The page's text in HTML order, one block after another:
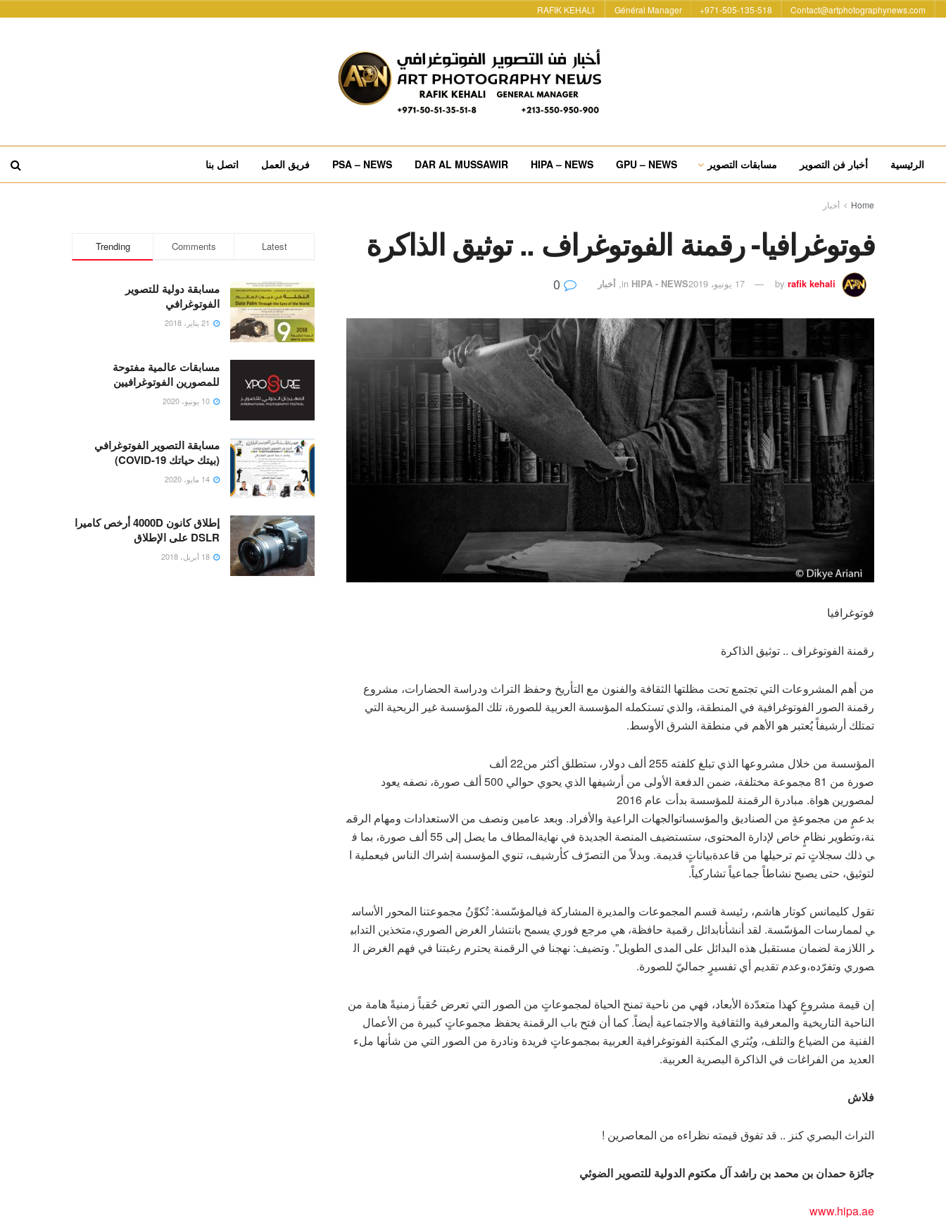
Contact@artphotographynews.com
971-505-135-518+
Général Manager
RAFIK KEHALI
الرئيسية أخبار فن التصوير مسابقات التصوير GPU – NEWS
HIPA – NEWS
DAR AL MUSSAWIR
PSA – NEWS فريق العمل اتصل بنا
Home أخبار
فوتوغرافيا- رقمنة الفوتوغراف .. توثيق الذاكرة
by rafik kehali 17 يونيو، 2019 in HIPA - NEWS
, أخبار
فوتوغرافيا
رقمنة الفوتوغراف .. توثيق الذاكرة
من أهم المشروعات التي تجتمع تحت مظلتها الثقافة والفنون مع التأريخ وحفظ التراث ودراسة الحضارات، مشروع
رقمنة الصور الفوتوغرافية في المنطقة، والذي تستكمله المؤسسة العربية للصورة، تلك المؤسسة غير الربحية التي
تمتلك أرشيفاً يُعتبر هو الأهم في منطقة الشرق الأوسط.
المؤسسة من خلال مشروعها الذي تبلغ كلفته 255 ألف دولار، ستطلق أكثر من22 ألف
صورة من 81 مجموعة مختلفة، ضمن الدفعة الأولى من أرشيفها الذي يحوي حوالي 500 ألف صورة، نصفه يعود
لمصورين هواة. مبادرة الرقمنة للمؤسسة بدأت عام 2016
بدعمٍ من مجموعةٍ من الصناديق والمؤسساتوالجهات الراعية والأفراد. وبعد عامين ونصف من الاستعدادات ومهام الرقم
نة،وتطوير نظامٍ خاص لإدارة المحتوى، ستستضيف المنصة الجديدة في نهايةالمطاف ما يصل إلى 55 ألف صورة، بما ف
ي ذلك سجلاتٍ تم ترحيلها من قاعدةبياناتٍ قديمة. وبدلاً من التصرّف كأرشيف، تنوي المؤسسة إشراك الناس فيعملية ا
لتوثيق، حتى يصبح نشاطاً جماعياً تشاركياً.
تقول كليمانس كوتار هاشم، رئيسة قسم المجموعات والمديرة المشاركة فيالمؤسّسة: تُكوِّنُ مجموعتنا المحور الأساس
ي لممارسات المؤسّسة. لقد أنشأنابدائل رقمية حافظة، هي مرجع فوري يسمح بانتشار الغرض الصوري،متخذين التدابي
ر اللازمة لضمان مستقبل هذه البدائل على المدى الطويل”. وتضيف: نهجنا في الرقمنة يحترم رغبتنا في فهم الغرض ال
صوري وتفرّده،وعدم تقديم أي تفسيرٍ جماليّ للصورة.
إن قيمة مشروعٍ كهذا متعدّدة الأبعاد، فهي من ناحية تمنح الحياة لمجموعاتٍ من الصور التي تعرض حُقباً زمنيةً هامة من
الناحية التاريخية والمعرفية والثقافية والاجتماعية أيضاً. كما أن فتح باب الرقمنة يحفظ مجموعاتٍ كبيرة من الأعمال
الفنية من الضياع والتلف، ويُثري المكتبة الفوتوغرافية العربية بمجموعاتٍ فريدة ونادرة من الصور التي من شأنها ملء
العديد من الفراغات في الذاكرة البصرية العربية.
فلاش
التراث البصري كنز .. قد تفوق قيمته نظراءه من المعاصرين !
جائزة حمدان بن محمد بن راشد آل مكتوم الدولية للتصوير الضوئي
www.hipa.ae
Trending Comments Latest
مسابقة دولية للتصوير
الفوتوغرافي
مسابقات عالمية مفتوحة
للمصورين الفوتوغرافيين
مسابقة التصوير الفوتوغرافي
(بيتك حياتك COVID-19)
إطلاق كانون 4000D أرخص كاميرا
DSLR على الإطلاق